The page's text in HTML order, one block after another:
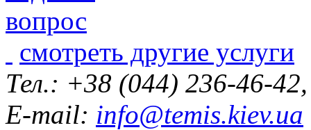
смотреть другие услуги
Тел.: +38 (044) 236-46-
E-mail: info@temis.kiev.ua